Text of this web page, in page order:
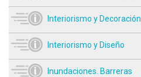
Interiorismo y Decoración
Interiorismo y Diseño
Inundaciones. Barreras